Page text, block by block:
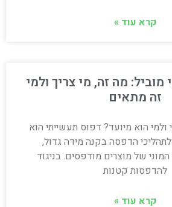
קרא עוד »
מה זה, מי צריך ולמי
זה מתאים
הוא מיועד? דפוס תעשייתי הוא
הדפסה בקנה מידה גדול,
המוני של מוצרים מודפסים. בניגוד
להדפסות קטנות
קרא עוד »